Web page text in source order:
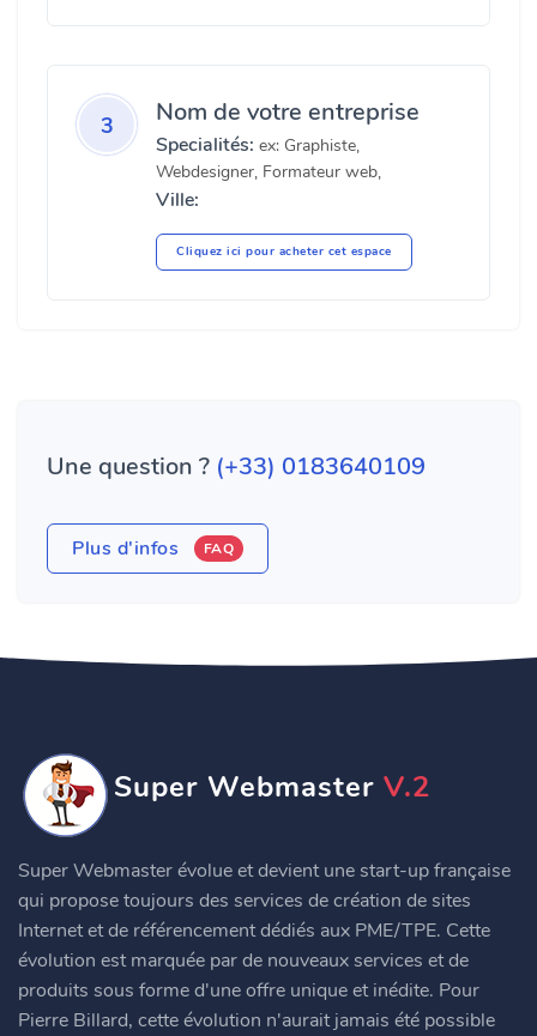
3 Nom de votre entreprise
Specialités: ex: Graphiste,
Webdesigner, Formateur web,
Ville:
Cliquez ici pour acheter cet espace
Une question ? (+33) 0183640109
Plus d'infos FAQ
Super Webmaster V.2
Super Webmaster évolue et devient une start-up française
qui propose toujours des services de création de sites
Internet et de référencement dédiés aux PME/TPE. Cette
évolution est marquée par de nouveaux services et de
produits sous forme d'une offre unique et inédite. Pour
Pierre Billard, cette évolution n'aurait jamais été possible